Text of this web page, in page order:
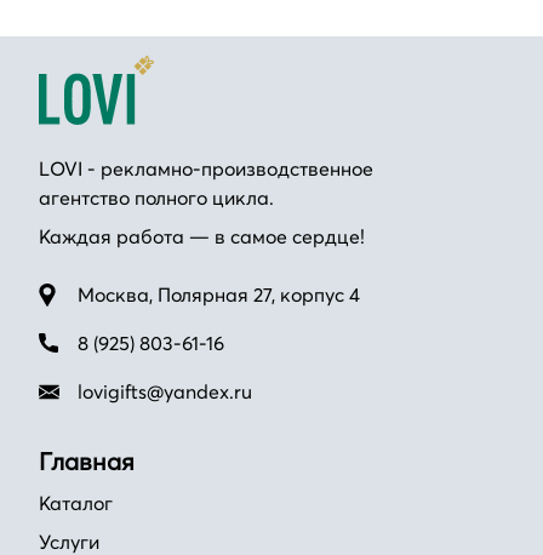
LOVI - рекламно-производственное
агентство полного цикла.
Каждая работа — в самое сердце!
Москва, Полярная 27, корпус 4
8 (925) 803-61-16
lovigifts@yandex.ru
Главная
Каталог
Услуги